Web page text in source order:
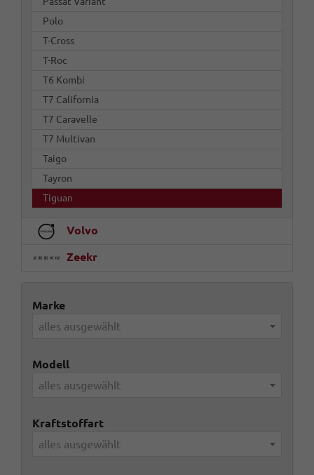
Polo
T-Cross
T-Roc
T6 Kombi
T7 California
T7 Caravelle
T7 Multivan
Taigo
Tayron
Tiguan
Volvo
Zeekr
Marke
alles ausgewählt
Modell
alles ausgewählt
Kraftstoffart
alles ausgewählt